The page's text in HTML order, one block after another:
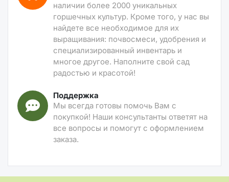
наличии более 2000 уникальных
горшечных культур. Кроме того, у нас вы
найдете все необходимое для их
выращивания: почвосмеси, удобрения и
специализированный инвентарь и
многое другое. Наполните свой сад
радостью и красотой!
Поддержка
Мы всегда готовы помочь Вам с
покупкой! Наши консультанты ответят на
все вопросы и помогут с оформлением
заказа.